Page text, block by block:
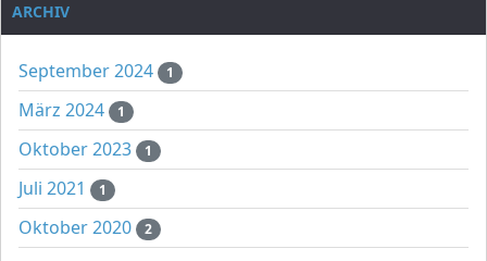
ARCHIV
September 2024 1
März 2024 1
Oktober 2023 1
Juli 2021 1
Oktober 2020 2